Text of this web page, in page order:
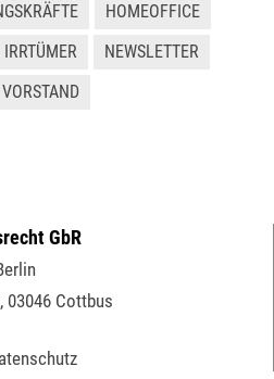
HOMEOFFICE
NEWSLETTER
VORSTAND
GbR
, 03046 Cottbus